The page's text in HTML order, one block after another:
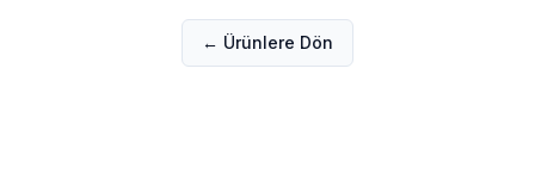
← Ürünlere Dön